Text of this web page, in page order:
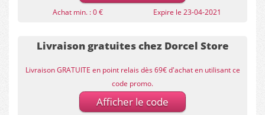
Achat min. : 0 € Expire le 23-04-2021
Livraison gratuites chez Dorcel Store
Livraison GRATUITE en point relais dès 69€ d'achat en utilisant ce
code promo.
Afficher le code